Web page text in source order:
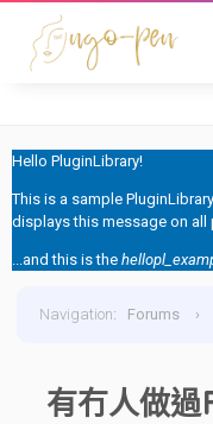
Hello PluginLibrary!
This is a sample
displays this message on all
...and this is the
Navigation: Forums ›
有冇人做